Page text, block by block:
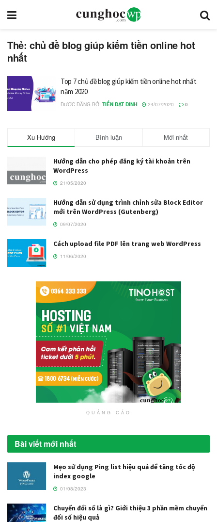
Thẻ: chủ đề blog giúp kiếm tiền online hot
nhất
Top 7 chủ đề blog giúp kiếm tiền online hot nhất
năm 2020
ĐƯỢC ĐĂNG BỞI TIẾN ĐẠT ĐINH 24/07/2020 0
Xu Hướng Bình luận Mới nhất
Hướng dẫn cho phép đăng ký tài khoản trên
WordPress
21/05/2020
Hướng dẫn sử dụng trình chỉnh sửa Block Editor
mới trên WordPress (Gutenberg)
09/07/2020
Cách upload file PDF lên trang web WordPress
11/06/2020
QUẢNG CÁO
Bài viết mới nhất
Mẹo sử dụng Ping list hiệu quả để tăng tốc độ
index google
01/08/2023
Chuyển đổi số là gì? Giới thiệu 3 phần mềm chuyển
đổi số hiệu quả